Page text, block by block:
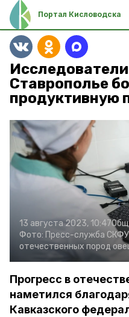
Портал Кисловодска
Ставрополье
продуктивную
13 августа 2023, 10:47
Фото: Пресс-служба
отечественных пород
Прогресс в
наметился
Кавказского